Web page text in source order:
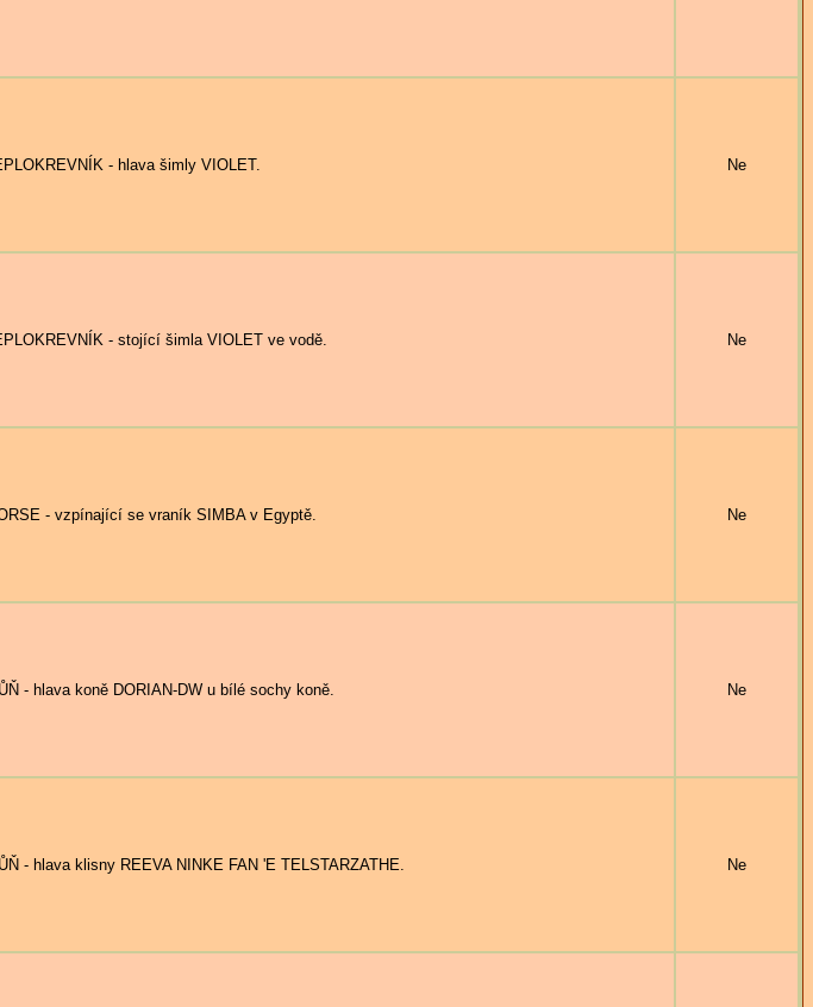
- hlava šimly VIOLET. Ne
- stojící šimla VIOLET ve vodě. Ne
- vzpínající se vraník SIMBA v Egyptě. Ne
- hlava koně DORIAN-DW u bílé sochy koně. Ne
- hlava klisny REEVA NINKE FAN 'E TELSTARZATHE. Ne